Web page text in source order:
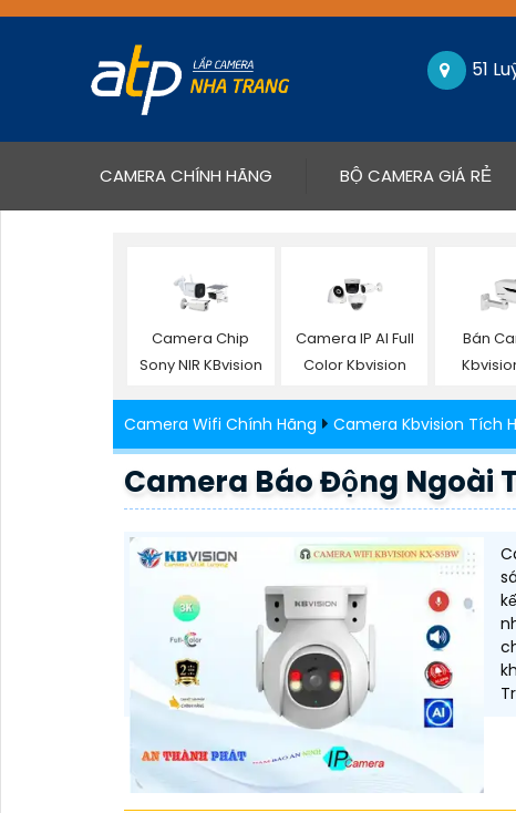
51
CAMERA CHÍNH HÃNG(CURRENT)BỘ CAMERA GIÁ RẺ
Camera Chip
Sony NIR KBvision
Camera IP AI Full
Color Kbvision
Bán
Camera Wifi Chính Hãng Camera Kbvision Tích
Camera Báo Động Ngoài